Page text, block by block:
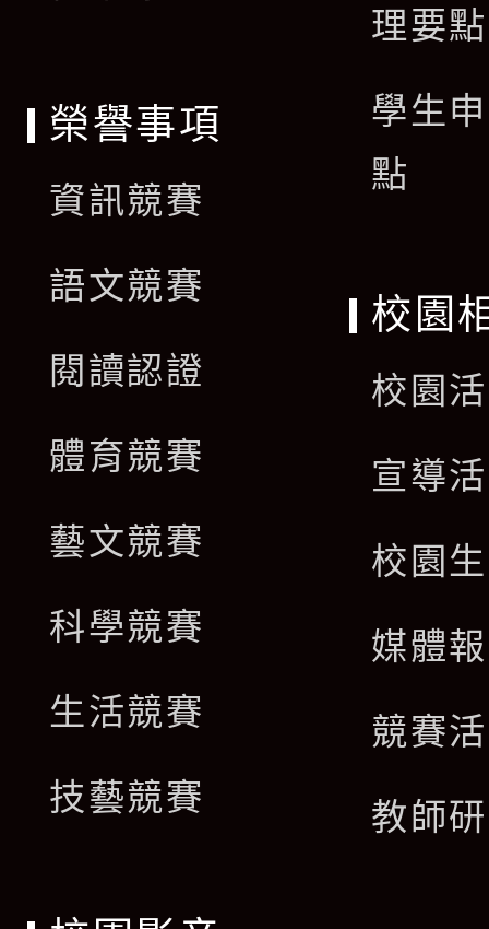
理要點
學生
點
榮譽事項
資訊競賽
語文競賽
閱讀認證
體育競賽
藝文競賽
科學競賽
生活競賽
技藝競賽
校園
校園
宣導
校園
媒體
競賽
教師